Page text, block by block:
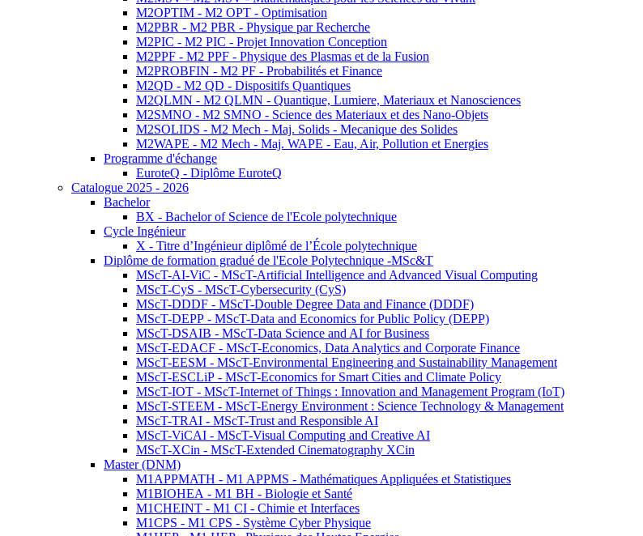
M2OPTIM - M2 OPT - Optimisation
M2PBR - M2 PBR - Physique par Recherche
M2PIC - M2 PIC - Projet Innovation Conception
M2PPF - M2 PPF - Physique des Plasmas et de la Fusion
M2PROBFIN - M2 PF - Probabilités et Finance
M2QD - M2 QD - Dispositifs Quantiques
M2QLMN - M2 QLMN - Quantique, Lumiere, Materiaux et Nanosciences
M2SMNO - M2 SMNO - Science des Materiaux et des Nano-Objets
M2SOLIDS - M2 Mech - Maj. Solids - Mecanique des Solides
M2WAPE - M2 Mech - Maj. WAPE - Eau, Air, Pollution et Energies
Programme d'échange
EuroteQ - Diplôme EuroteQ
Catalogue 2025 - 2026
Bachelor
BX - Bachelor of Science de l'Ecole polytechnique
Cycle Ingénieur
X - Titre d’Ingénieur diplômé de l’École polytechnique
Diplôme de formation gradué de l'Ecole Polytechnique -MSc&T
MScT-AI-ViC - MScT-Artificial Intelligence and Advanced Visual Computing
MScT-CyS - MScT-Cybersecurity (CyS)
MScT-DDDF - MScT-Double Degree Data and Finance (DDDF)
MScT-DEPP - MScT-Data and Economics for Public Policy (DEPP)
MScT-DSAIB - MScT-Data Science and AI for Business
MScT-EDACF - MScT-Economics, Data Analytics and Corporate Finance
MScT-EESM - MScT-Environmental Engineering and Sustainability Management
MScT-ESCLiP - MScT-Economics for Smart Cities and Climate Policy
MScT-IOT - MScT-Internet of Things : Innovation and Management Program (IoT)
MScT-STEEM - MScT-Energy Environment : Science Technology & Management
MScT-TRAI - MScT-Trust and Responsible AI
MScT-ViCAI - MScT-Visual Computing and Creative AI
MScT-XCin - MScT-Extended Cinematography XCin
Master (DNM)
M1APPMATH - M1 APPMS - Mathématiques Appliquées et Statistiques
M1BIOHEA - M1 BH - Biologie et Santé
M1CHEINT - M1 CI - Chimie et Interfaces
M1CPS - M1 CPS - Système Cyber Physique